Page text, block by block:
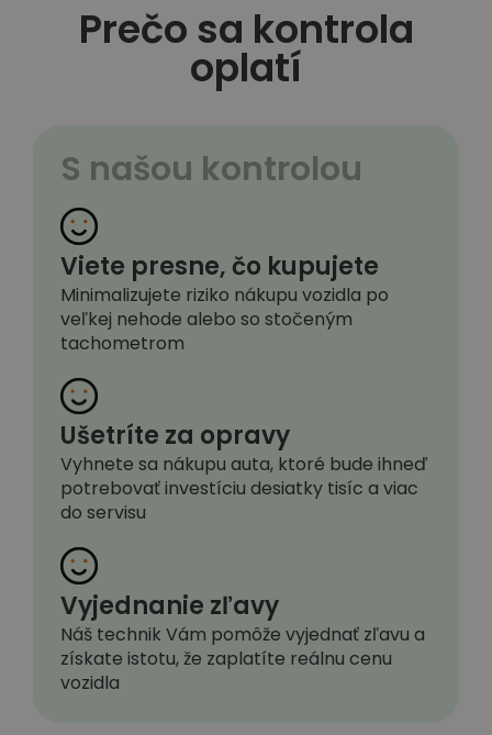
Prečo sa kontrola
oplatí
S našou kontrolou
Viete presne, čo kupujete
Minimalizujete riziko nákupu vozidla po
veľkej nehode alebo so stočeným
tachometrom
Ušetríte za opravy
Vyhnete sa nákupu auta, ktoré bude ihneď
potrebovať investíciu desiatky tisíc a viac
do servisu
Vyjednanie zľavy
Náš technik Vám pomôže vyjednať zľavu a
získate istotu, že zaplatíte reálnu cenu
vozidla